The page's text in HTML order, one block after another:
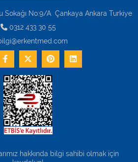
Sokağı No:9/A Çankaya Ankara Turkiye
0312 433 30 55
hakkında bilgi sahibi olmak için